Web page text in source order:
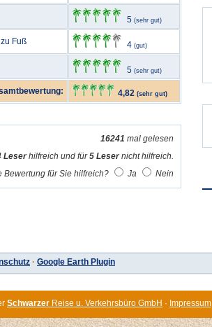
5 (sehr gut)
Fuß 4 (gut)
5 (sehr gut)
4,82 (sehr gut)
16241 mal gelesen
Leserhilfreich und für5 Lesernicht hilfreich.
Bewertung für Sie hilfreich?
Ja Nein
· Google Earth Plugin
Schwarzer Reise u. Verkehrsbüro GmbH · Impressum